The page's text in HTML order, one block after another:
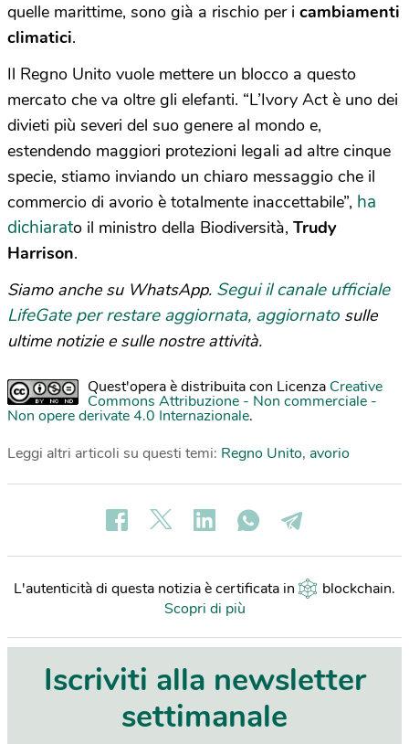
quelle marittime, sono già a rischio per i cambiamenti
climatici.
Il Regno Unito vuole mettere un blocco a questo
mercato che va oltre gli elefanti. “L’Ivory Act è uno dei
divieti più severi del suo genere al mondo e,
estendendo maggiori protezioni legali ad altre cinque
specie, stiamo inviando un chiaro messaggio che il
commercio di avorio è totalmente inaccettabile”, ha
dichiarato il ministro della Biodiversità, Trudy
Harrison.
Siamo anche su WhatsApp. Segui il canale ufficiale
LifeGate per restare aggiornata, aggiornato sulle
ultime notizie e sulle nostre attività.
Quest'opera è distribuita con Licenza Creative
Commons Attribuzione - Non commerciale -
Non opere derivate 4.0 Internazionale.
Leggi altri articoli su questi temi: Regno Unito, avorio
L'autenticità di questa notizia è certificata in blockchain.
Scopri di più
Iscriviti alla newsletter
settimanale